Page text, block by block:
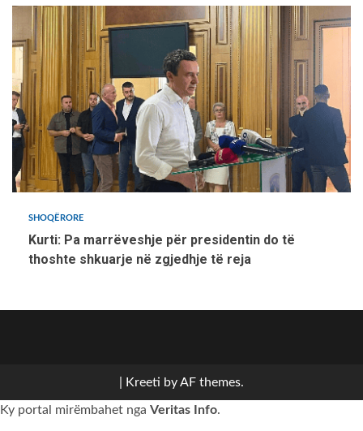
SHOQËRORE
Kurti: Pa marrëveshje për presidentin do të
thoshte shkuarje në zgjedhje të reja
Kreeti by AF themes.
Ky portal mirëmbahet nga Veritas Info.